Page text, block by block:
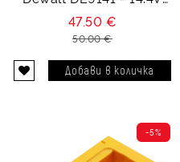
3000 mAh
47.50 €
50.00 €
-5%